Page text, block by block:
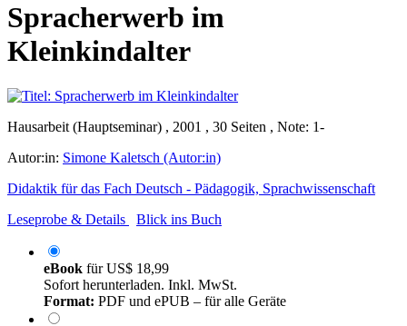
Spracherwerb im
Kleinkindalter
Hausarbeit (Hauptseminar) , 2001 , 30 Seiten , Note: 1-
Autor:in: Simone Kaletsch (Autor:in)
Didaktik für das Fach Deutsch - Pädagogik, Sprachwissenschaft
Leseprobe & Details
Blick ins Buch
eBook fürUS$ 18,99
Sofort herunterladen. Inkl. MwSt.
Format: PDF und ePUB – für alle Geräte